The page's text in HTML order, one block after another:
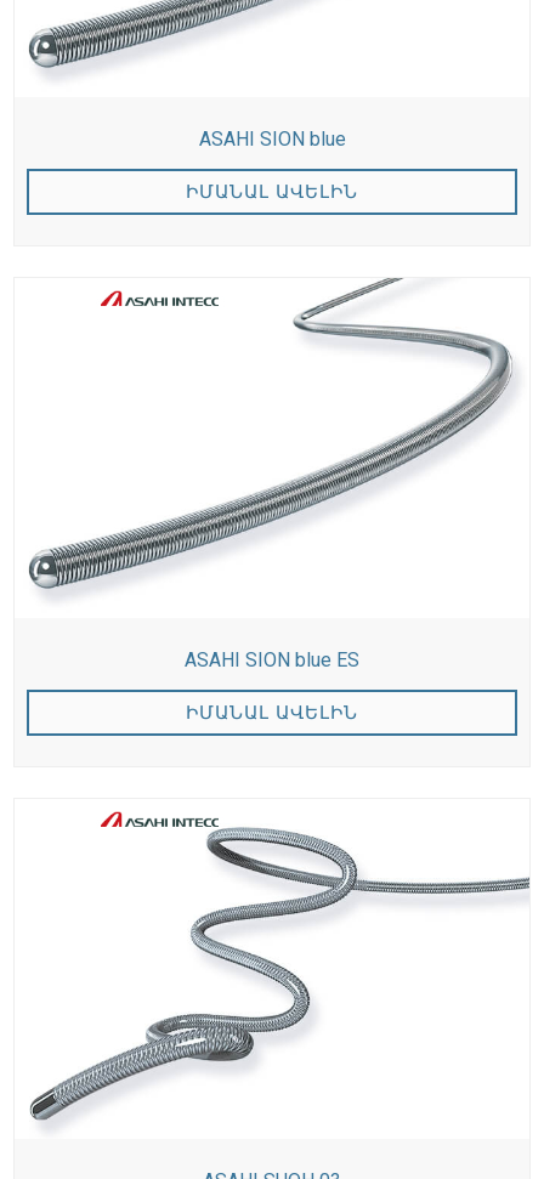
ASAHI SION blue
ԻՄԱՆԱԼ ԱՎԵԼԻՆ
ASAHI SION blue ES
ԻՄԱՆԱԼ ԱՎԵԼԻՆ